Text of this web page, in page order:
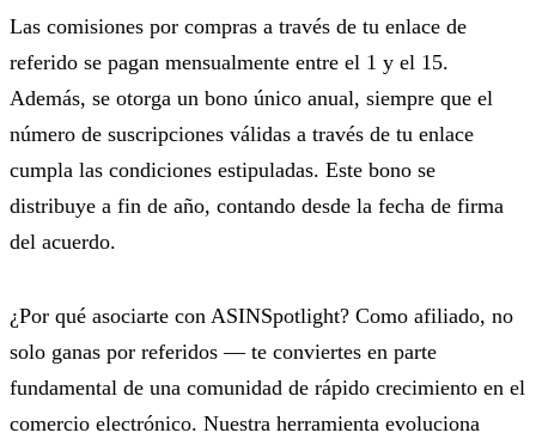
Las comisiones por compras a través de tu enlace de
referido se pagan mensualmente entre el 1 y el 15.
Además, se otorga un bono único anual, siempre que el
número de suscripciones válidas a través de tu enlace
cumpla las condiciones estipuladas. Este bono se
distribuye a fin de año, contando desde la fecha de firma
del acuerdo.
¿Por qué asociarte con ASINSpotlight? Como afiliado, no
solo ganas por referidos — te conviertes en parte
fundamental de una comunidad de rápido crecimiento en el
comercio electrónico. Nuestra herramienta evoluciona